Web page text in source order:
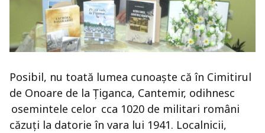
Posibil, nu toată lumea cunoaște că în Cimitirul
de Onoare de la Țiganca, Cantemir, odihnesc
osemintele celor cca 1020 de militari români
căzuți la datorie în vara lui 1941. Localnicii,